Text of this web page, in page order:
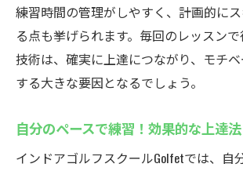
練習時間の管理がしやすく、計画的に
る点も挙げられます。毎回のレッスン
技術は、確実に上達につながり、モチ
する大きな要因となるでしょう。
自分のペースで練習！効果的な上達法
インドアゴルフスクールGolfetでは、自